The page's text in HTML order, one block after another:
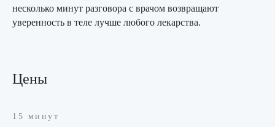
несколько минут разговора с врачом возвращают
уверенность в теле лучше любого лекарства.
Цены
15 минут